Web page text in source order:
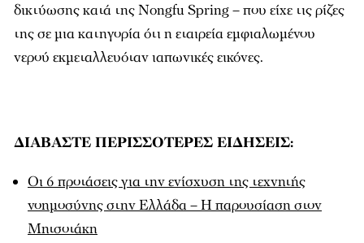
δικτύωσης κατά της Nongfu Spring – που είχε τις ρίζες
της σε μια κατηγορία ότι η εταιρεία εμφιαλωμένου
νερού εκμεταλλευόταν ιαπωνικές εικόνες.
ΔΙΑΒΑΣΤΕ ΠΕΡΙΣΣΟΤΕΡΕΣ ΕΙΔΗΣΕΙΣ:
Οι 6 προτάσεις για την ενίσχυση της τεχνητής
νοημοσύνης στην Ελλάδα – Η παρουσίαση στον
Μητσοτάκη